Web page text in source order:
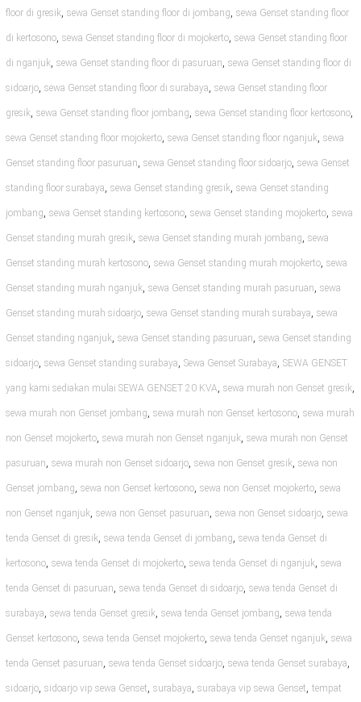
floor di gresik, sewa Genset standing floor di jombang, sewa Genset standing floor
di kertosono, sewa Genset standing floor di mojokerto, sewa Genset standing floor
di nganjuk, sewa Genset standing floor di pasuruan, sewa Genset standing floor di
sidoarjo, sewa Genset standing floor di surabaya, sewa Genset standing floor
gresik, sewa Genset standing floor jombang, sewa Genset standing floor kertosono,
sewa Genset standing floor mojokerto, sewa Genset standing floor nganjuk, sewa
Genset standing floor pasuruan, sewa Genset standing floor sidoarjo, sewa Genset
standing floor surabaya, sewa Genset standing gresik, sewa Genset standing
jombang, sewa Genset standing kertosono, sewa Genset standing mojokerto, sewa
Genset standing murah gresik, sewa Genset standing murah jombang, sewa
Genset standing murah kertosono, sewa Genset standing murah mojokerto, sewa
Genset standing murah nganjuk, sewa Genset standing murah pasuruan, sewa
Genset standing murah sidoarjo, sewa Genset standing murah surabaya, sewa
Genset standing nganjuk, sewa Genset standing pasuruan, sewa Genset standing
sidoarjo, sewa Genset standing surabaya, Sewa Genset Surabaya, SEWA GENSET
yang kami sediakan mulai SEWA GENSET 20 KVA, sewa murah non Genset gresik,
sewa murah non Genset jombang, sewa murah non Genset kertosono, sewa murah
non Genset mojokerto, sewa murah non Genset nganjuk, sewa murah non Genset
pasuruan, sewa murah non Genset sidoarjo, sewa non Genset gresik, sewa non
Genset jombang, sewa non Genset kertosono, sewa non Genset mojokerto, sewa
non Genset nganjuk, sewa non Genset pasuruan, sewa non Genset sidoarjo, sewa
tenda Genset di gresik, sewa tenda Genset di jombang, sewa tenda Genset di
kertosono, sewa tenda Genset di mojokerto, sewa tenda Genset di nganjuk, sewa
tenda Genset di pasuruan, sewa tenda Genset di sidoarjo, sewa tenda Genset di
surabaya, sewa tenda Genset gresik, sewa tenda Genset jombang, sewa tenda
Genset kertosono, sewa tenda Genset mojokerto, sewa tenda Genset nganjuk, sewa
tenda Genset pasuruan, sewa tenda Genset sidoarjo, sewa tenda Genset surabaya,
sidoarjo, sidoarjo vip sewa Genset, surabaya, surabaya vip sewa Genset, tempat